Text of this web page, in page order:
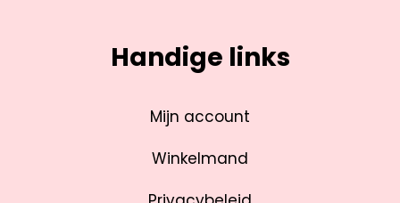
Handige links
Mijn account
Winkelmand